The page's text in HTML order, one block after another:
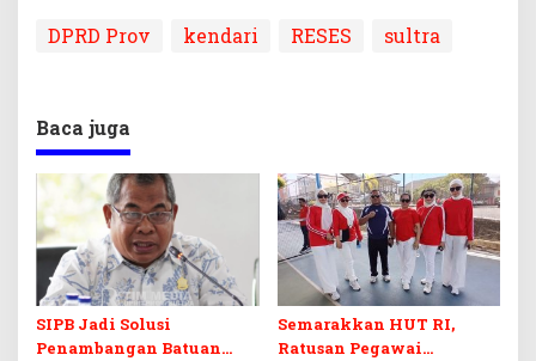
DPRD Prov
kendari RESES sultra
Baca juga
SIPB Jadi Solusi
Penambangan Batuan
Semarakkan HUT RI,
Ratusan Pegawai